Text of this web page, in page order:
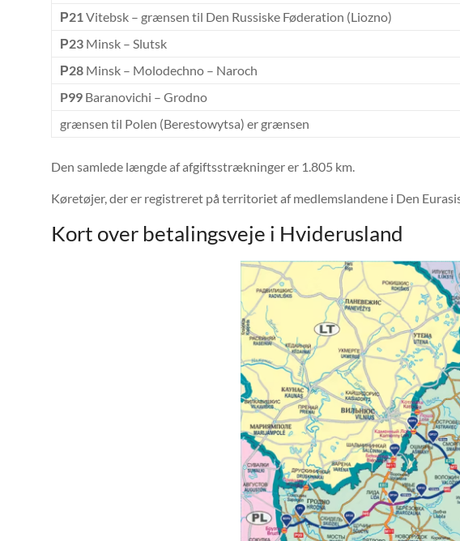
Р21Vitebsk – grænsen til Den Russiske Føderation (Liozno)
Р23 Minsk – Slutsk
Р28 Minsk – Molodechno – Naroch
P99 Baranovichi – Grodno
grænsen til Polen (Berestowytsa) er grænsen
Den samlede længde af afgiftsstrækninger er 1.805 km.
Køretøjer, der er registreret på territoriet af medlemslandene i Den
Kort over betalingsveje i Hviderusland